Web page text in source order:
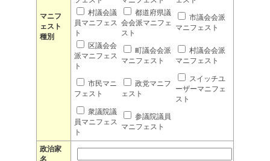
マニフ
ェスト
種別
村議会議
員マニフェス
ト
都道府県議
会会派マニフェ
スト
市議会会派
マニフェスト
区議会会
派マニフェス
ト
町議会会派
マニフェスト
村議会会派
マニフェスト
市民マニ
フェスト
政党マニフ
ェスト
スイッチユ
ーザーマニフェ
スト
衆議院議
員マニフェス
ト
参議院議員
マニフェスト
政治家
名